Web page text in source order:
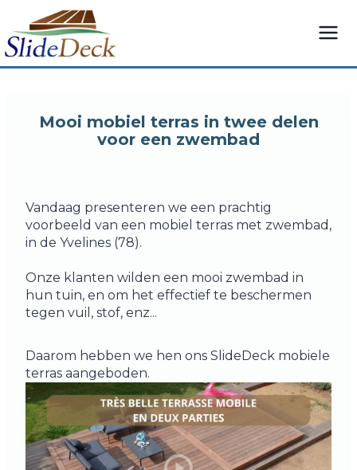
Overslaan
inhoud
Mooi mobiel terras in twee delen
voor een zwembad
Vandaag presenteren we een prachtig
voorbeeld van een mobiel terras met zwembad,
in de Yvelines (78).
Onze klanten wilden een mooi zwembad in
hun tuin, en om het effectief te beschermen
tegen vuil, stof, enz...
Daarom hebben we hen ons SlideDeck mobiele
terras aangeboden.